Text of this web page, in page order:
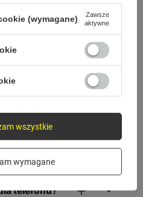
zadajesz
szybko?
telefonu?
(wymagane)
Zawsze
aktywne
wymagane
wszystkie